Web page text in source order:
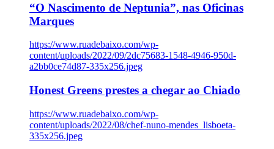
“O Nascimento de Neptunia”, nas Oficinas
Marques
https://www.ruadebaixo.com/wp-
content/uploads/2022/09/2dc75683-1548-4946-950d-
a2bb0ce74d87-335x256.jpeg
Honest Greens prestes a chegar ao Chiado
https://www.ruadebaixo.com/wp-
content/uploads/2022/08/chef-nuno-mendes_lisboeta-
335x256.jpeg